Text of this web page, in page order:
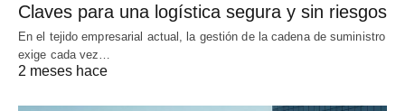
Claves para una logística segura y sin riesgos
En el tejido empresarial actual, la gestión de la cadena de suministro
exige cada vez…
2 meses hace